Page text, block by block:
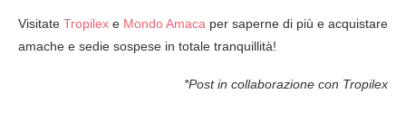
Visitate Tropilex e Mondo Amaca per saperne di più e acquistare
amache e sedie sospese in totale tranquillità!
*Post in collaborazione con Tropilex